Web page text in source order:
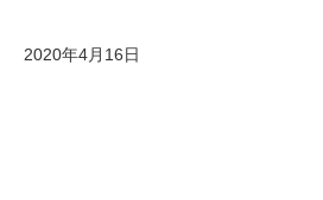
2020年4月16日